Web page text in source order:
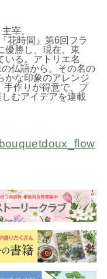
宰。
花時間』第6回フラ
優勝し、現在、東
いる。アトリエ名
の仏語から。その名の
かな印象のアレンジ
手作りが得意で、プ
むアイデアを連載